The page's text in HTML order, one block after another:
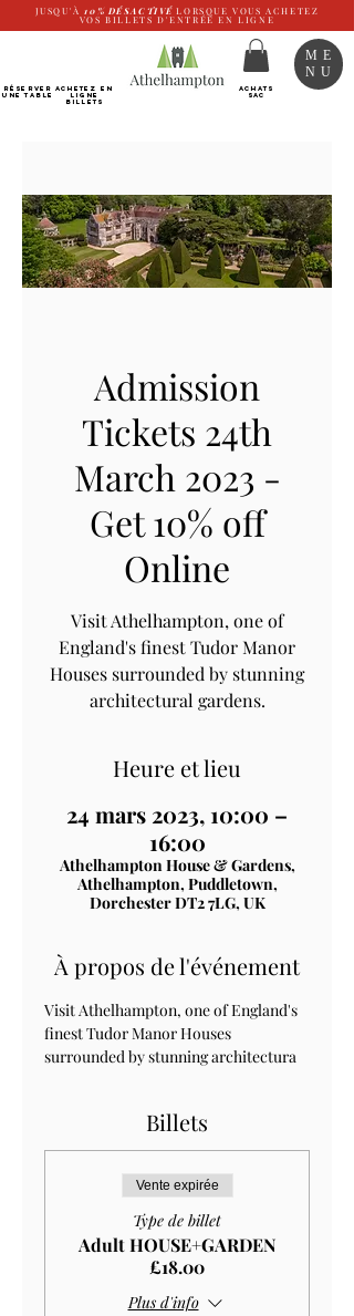
JUSQU'À 10% DÉSACTIVÉ LORSQUE VOUS ACHETEZ
VOS BILLETS D'ENTRÉE EN LIGNE
RÉSERVER
UNE TABLE
Achetez EN
LIGNE
Billets
ACHATS
SAC
ME
NU
Admission
Tickets 24th
March 2023 -
Get 10% off
Online
Visit Athelhampton, one of
England's finest Tudor Manor
Houses surrounded by stunning
architectural gardens.
Heure et lieu
24 mars 2023, 10:00 –
16:00
Athelhampton House & Gardens,
Athelhampton, Puddletown,
Dorchester DT2 7LG, UK
À propos de l'événement
Visit Athelhampton, one of England's
finest Tudor Manor Houses
surrounded by stunning architectura
Billets
Vente expirée
Type de billet
Adult HOUSE+GARDEN
£18.00
Plus d'info